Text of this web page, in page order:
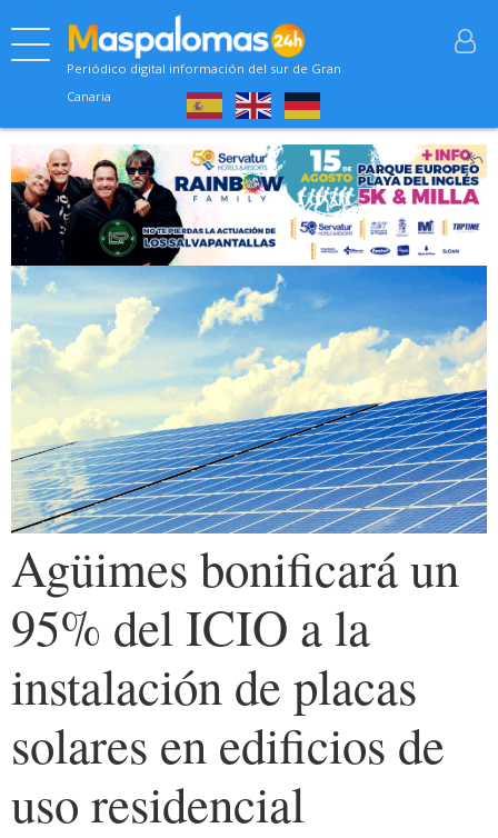
Periódico digital información del sur de Gran
Canaria
Agüimes bonificará un
95% del ICIO a la
instalación de placas
solares en edificios de
uso residencial